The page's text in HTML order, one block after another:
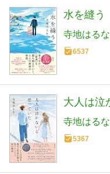
水を縫う
寺地はるな
6537
大人は泣
寺地はるな
5367